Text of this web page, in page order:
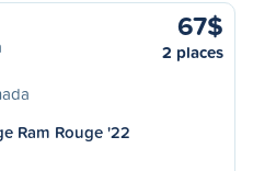
67$
2 places
Ram Rouge '22